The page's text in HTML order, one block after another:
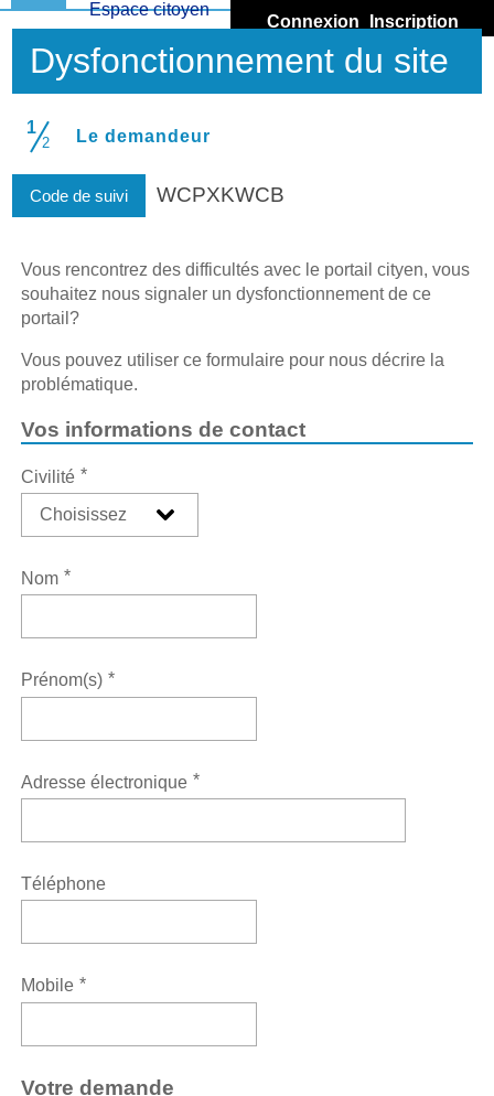
Espace citoyen
Connexion
Inscription
Mon compte
Démarches
Portail Famille
Porte-documents
Dysfonctionnement du site
Code de suivi WCPXKWCB
1
2 Le demandeur(étape courante)
Vous rencontrez des difficultés avec le portail cityen, vous
souhaitez nous signaler un dysfonctionnement de ce
portail?
Vous pouvez utiliser ce formulaire pour nous décrire la
problématique.
Vos informations de contact
Civilité *
Nom *
Prénom(s) *
Adresse électronique *
Téléphone
Mobile *
Votre demande